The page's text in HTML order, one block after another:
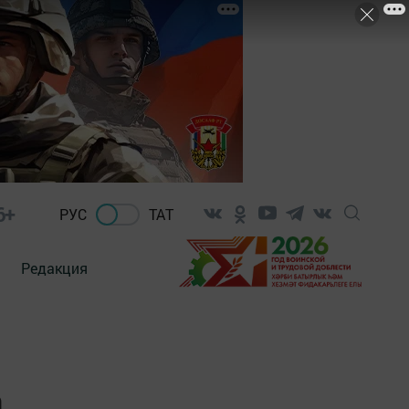
РУС ТАТ
Редакция